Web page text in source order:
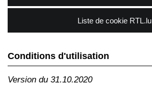
Liste de cookie RTL.lu
Conditions d'utilisation
Version du 31.10.2020